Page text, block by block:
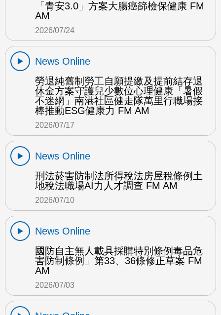
「青安3.0」方案大腸癌篩檢保健康 FM
AM
2026/07/24
News Online
勞退純舊制勞工自願提繳及提前結存退
休金方案守護兒少數位心理健康「暑假
不迷網」南港社區健走隊萬里行職場接
棒推動ESG健康力 FM AM
2026/07/17
News Online
刑法菸害防制法所得稅法房屋稅條例土
地稅法職場AI力人才調查 FM AM
2026/07/10
News Online
國防自主無人載具採購特別條例毒品危
害防制條例」第33、36條修正草案 FM
AM
2026/07/03